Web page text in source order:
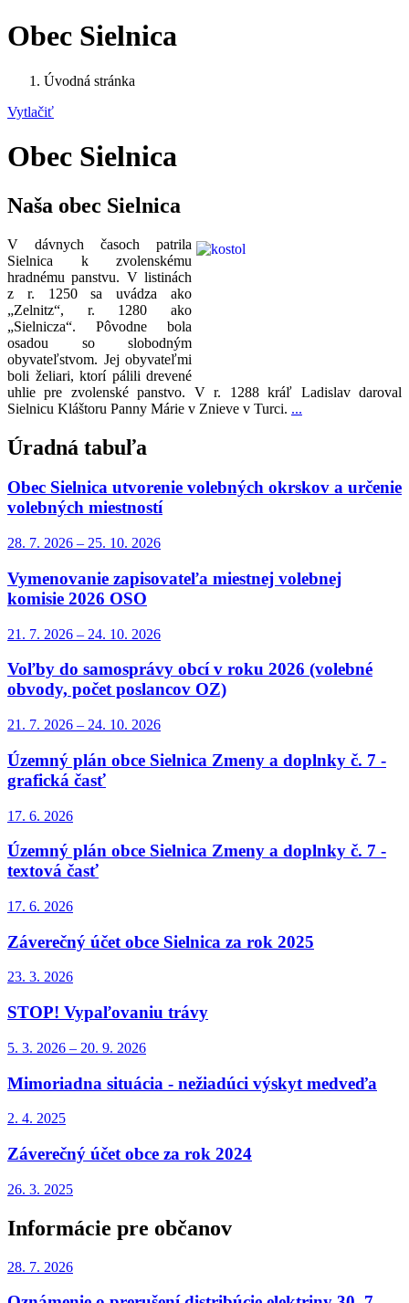
Obec Sielnica
Úvodná stránka
Vytlačiť
Obec Sielnica
Naša obec Sielnica
V dávnych časoch patrila
Sielnica k zvolenskému
hradnému panstvu. V listinách
z r. 1250 sa uvádza ako
„Zelnitz“, r. 1280 ako
„Sielnicza“. Pôvodne bola
osadou so slobodným
obyvateľstvom. Jej obyvateľmi
boli želiari, ktorí pálili drevené
uhlie pre zvolenské panstvo. V r. 1288 kráľ Ladislav daroval
Sielnicu Kláštoru Panny Márie v Znieve v Turci. ...
Úradná tabuľa
Obec Sielnica utvorenie volebných okrskov a určenie
volebných miestností
28. 7. 2026 – 25. 10. 2026
Vymenovanie zapisovateľa miestnej volebnej
komisie 2026 OSO
21. 7. 2026 – 24. 10. 2026
Voľby do samosprávy obcí v roku 2026 (volebné
obvody, počet poslancov OZ)
21. 7. 2026 – 24. 10. 2026
Územný plán obce Sielnica Zmeny a doplnky č. 7 -
grafická časť
17. 6. 2026
Územný plán obce Sielnica Zmeny a doplnky č. 7 -
textová časť
17. 6. 2026
Záverečný účet obce Sielnica za rok 2025
23. 3. 2026
STOP! Vypaľovaniu trávy
5. 3. 2026 – 20. 9. 2026
Mimoriadna situácia - nežiadúci výskyt medveďa
2. 4. 2025
Záverečný účet obce za rok 2024
26. 3. 2025
Informácie pre občanov
28. 7. 2026